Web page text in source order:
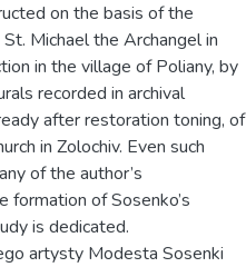
on the basis of the
Michael the Archangel in
in the village of Poliany, by
recorded in archival
after restoration toning, of
in Zolochiv. Even such
of the author’s
of Sosenko’s
is dedicated.
artysty Modesta Sosenki